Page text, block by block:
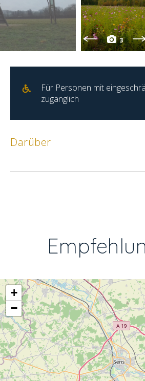
3
Für Personen mit
zugänglich
Darüber
+
−